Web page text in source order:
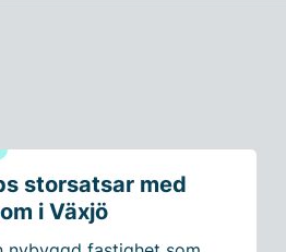
storsatsar med
i Växjö